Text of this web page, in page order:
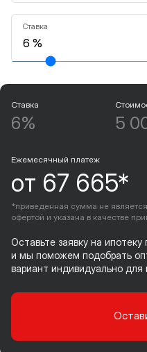
Ставка
Ставка
6% 5
Ежемесячный платеж
от 67 665*
*приведенная сумма не
офертой и указана в качестве
Оставьте заявку на ипотеку
и мы поможем подобрать
вариант индивидуально для